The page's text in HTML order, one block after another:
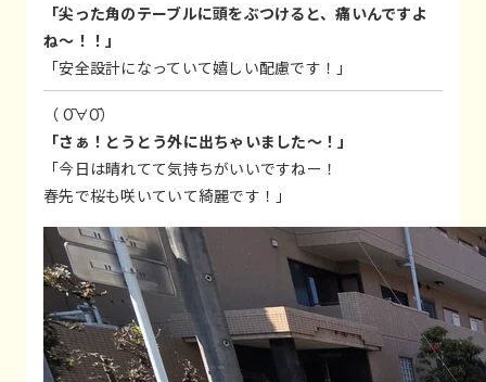
「尖った角のテーブルに頭をぶつけると、痛いんですよ
ね～！！」
「安全設計になっていて嬉しい配慮です！」
（ Ō∀Ō）
「さぁ！とうとう外に出ちゃいました～！」
「今日は晴れてて気持ちがいいですねー！
春先で桜も咲いていて綺麗です！」